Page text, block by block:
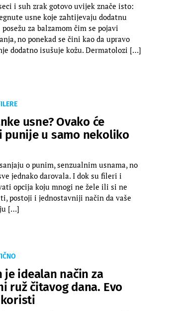
i suh zrak gotovo uvijek znače isto:
usne koje zahtijevaju dodatnu
za balzamom čim se pojavi
no ponekad se čini kao da upravo
dodatno isušuje kožu. Dermatolozi […]
usne? Ovako će
punije u samo nekoliko
o punim, senzualnim usnama, no
jednako darovala. I dok su fileri i
opcija koju mnogi ne žele ili si ne
postoji i jednostavniji način da vaše
[…]
je idealan način za
ruž čitavog dana. Evo